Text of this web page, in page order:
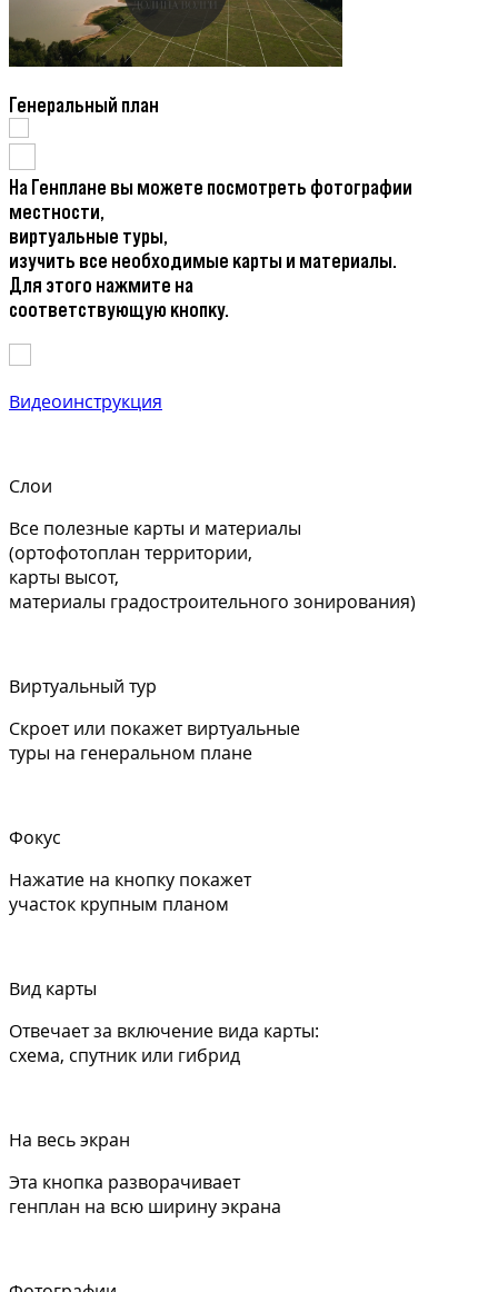
Генеральный план
На Генплане вы можете посмотреть фотографии
местности,
виртуальные туры,
изучить все необходимые карты и материалы.
Для этого нажмите на
соответствующую кнопку.
Видеоинструкция
Слои
Все полезные карты и материалы
(ортофотоплан территории,
карты высот,
материалы градостроительного зонирования)
Виртуальный тур
Скроет или покажет виртуальные
туры на генеральном плане
Фокус
Нажатие на кнопку покажет
участок крупным планом
Вид карты
Отвечает за включение вида карты:
схема, спутник или гибрид
На весь экран
Эта кнопка разворачивает
генплан на всю ширину экрана